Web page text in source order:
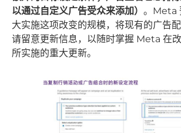
以通过自定义广告受众来添加） 。Meta
大实施这项改变的规模，将现有的广告
请留意更新信息，以随时掌握 Meta 在
所实施的重大更新。